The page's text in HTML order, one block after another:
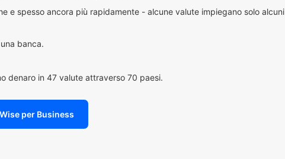
e spesso ancora più rapidamente - alcune valute impiegano solo alcuni
banca.
denaro in 47 valute attraverso 70 paesi.
Wise per Business